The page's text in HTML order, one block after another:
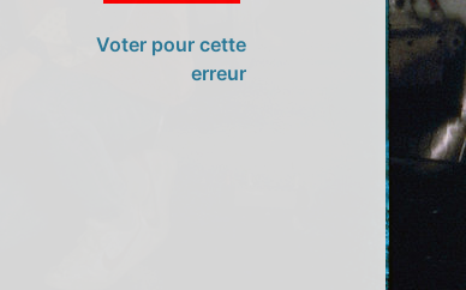
Voter pour cette
erreur